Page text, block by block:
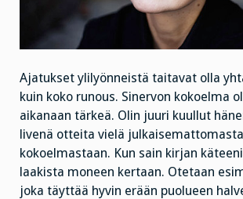
Ajatukset ylilyönneistä taitavat olla
kuin koko runous. Sinervon kokoelma
aikanaan tärkeä. Olin juuri kuullut
livenä otteita vielä julkaisemattomasta
kokoelmastaan. Kun sain kirjan
laakista moneen kertaan. Otetaan
joka täyttää hyvin erään puolueen